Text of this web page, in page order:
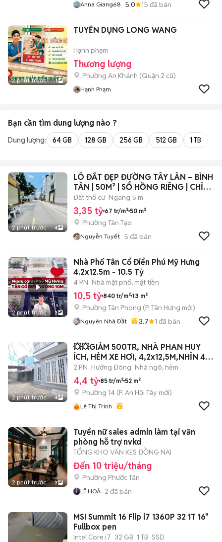
Anna Giang68 5.0 15 đã bán
2 phút trước 1
TUYỂN DỤNG LONG WANG
Hạnh phạm
Thương lượng
Phường An Khánh (Quận 2 cũ)
Hạnh Phạm
Bạn cần tìm dung lượng nào ?
Dung lượng: 64 GB 128 GB 256 GB 512 GB 1 TB
2 phút trước 4
LÔ ĐẤT ĐẸP ĐƯỜNG TÂY LÂN – BÌNH
TÂN | 50M² | SỔ HỒNG RIÊNG | CHỈ
3,35
Đất thổ cư Ngang 5 m
3,35 tỷ 67 tr/m² 50 m²
Phường Tân Tạo
Nguyễn Tuyết 5 đã bán
2 phút trước 3
Nhà Phố Tân Cổ Điển Phú Mỹ Hưng
4.2x12.5m - 10.5 Tỷ
4 PN Nhà mặt phố, mặt tiền
10,5 tỷ 840 tr/m² 13 m²
Phường Tân Phong (P. Tân Hưng mới)
Nguyên Nhà Đầt 3.7 1 đã bán
2 phút trước 4
💥💥GIẢM 500TR, NHÀ PHAN HUY
ÍCH, HẺM XE HƠI, 4,2x12,5M,NHỈN 4
TỶ
2 PN Hướng Đông Nhà ngõ, hẻm
4,4 tỷ 85 tr/m² 52 m²
Phường 14 (P. An Hội Tây mới)
Lê Thị Trinh
2 phút trước 3
Tuyển nữ sales admin làm tại văn
phòng hỗ trợ nvkd
TỔNG KHO VÁN KES ĐỒNG NAI
Đến 10 triệu/tháng
Phường Phước Tân
LÊ HOÀ 2 đã bán
MSI Summit 16 Flip i7 1360P 32 1T 16"
Fullbox pen
Intel Core i7 32 GB 1 TB SSD